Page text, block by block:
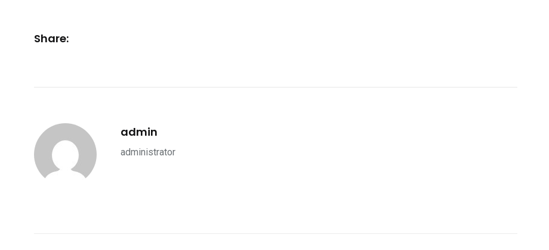
Share:
admin
administrator